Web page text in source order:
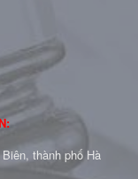
thành phố Hà